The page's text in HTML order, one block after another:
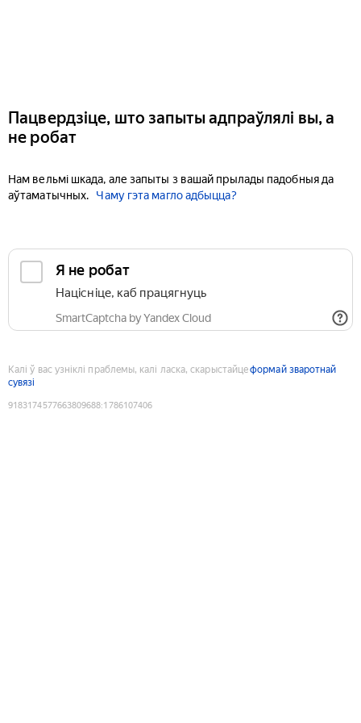
Пацвердзіце, што запыты адпраўлялі вы, а
не робат
Нам вельмі шкада, але запыты з вашай прылады падобныя да
аўтаматычных.
Чаму гэта магло адбыцца?
Я не робат
Націсніце, каб працягнуць
SmartCaptcha by Yandex Cloud
Калі ў вас узніклі праблемы, калі ласка, скарыстайцеформай зваротнай
сувязі
9183174577663809688:1786107406